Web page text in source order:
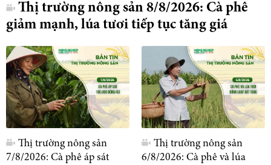
Thị trường nông sản 8/8/2026: Cà phê
giảm mạnh, lúa tươi tiếp tục tăng giá
Thị trường nông sản
7/8/2026: Cà phê áp sát
Thị trường nông sản
6/8/2026: Cà phê và lúa